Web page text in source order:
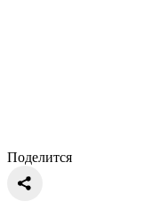
Поделится